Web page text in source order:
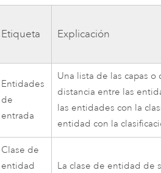
Etiqueta Explicación
Entidades
de
entrada
Una lista de las capas
distancia entre las
las entidades con la
entidad con la
Clase de
entidad
La clase de entidad de